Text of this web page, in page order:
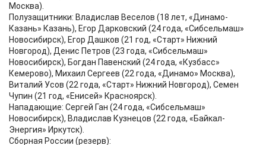
Москва).
Полузащитники: Владислав Веселов (18 лет, «Динамо-
Казань» Казань), Егор Дарковский (24 года, «Сибсельмаш»
Новосибирск), Егор Дашков (21 год, «Старт» Нижний
Новгород), Денис Петров (23 года, «Сибсельмаш»
Новосибирск), Богдан Павенский (24 года, «Кузбасс»
Кемерово), Михаил Сергеев (22 года, «Динамо» Москва),
Виталий Усов (22 года, «Старт» Нижний Новгород), Семен
Чупин (21 год, «Енисей» Красноярск).
Нападающие: Сергей Ган (24 года, «Сибсельмаш»
Новосибирск), Владислав Кузнецов (22 года, «Байкал-
Энергия» Иркутск).
Сборная России (резерв):